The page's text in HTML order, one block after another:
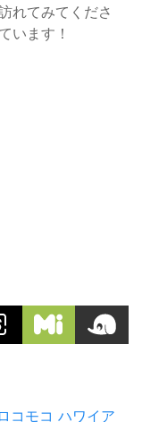
れてみてくださ
います！
ロコモコ ハワイア